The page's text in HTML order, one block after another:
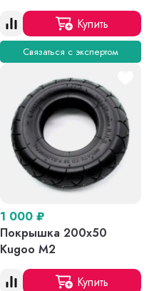
Купить
Связаться с экспертом
1 000 ₽
Покрышка 200x50
Kugoo M2
Купить